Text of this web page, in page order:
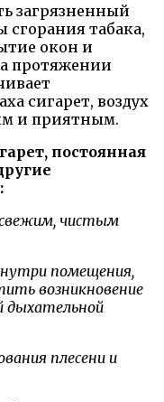
загрязненный
сгорания табака,
окон и
протяжении
сигарет, воздух
и приятным.
постоянная
свежим, чистым
помещения,
возникновение
дыхательной
плесени и